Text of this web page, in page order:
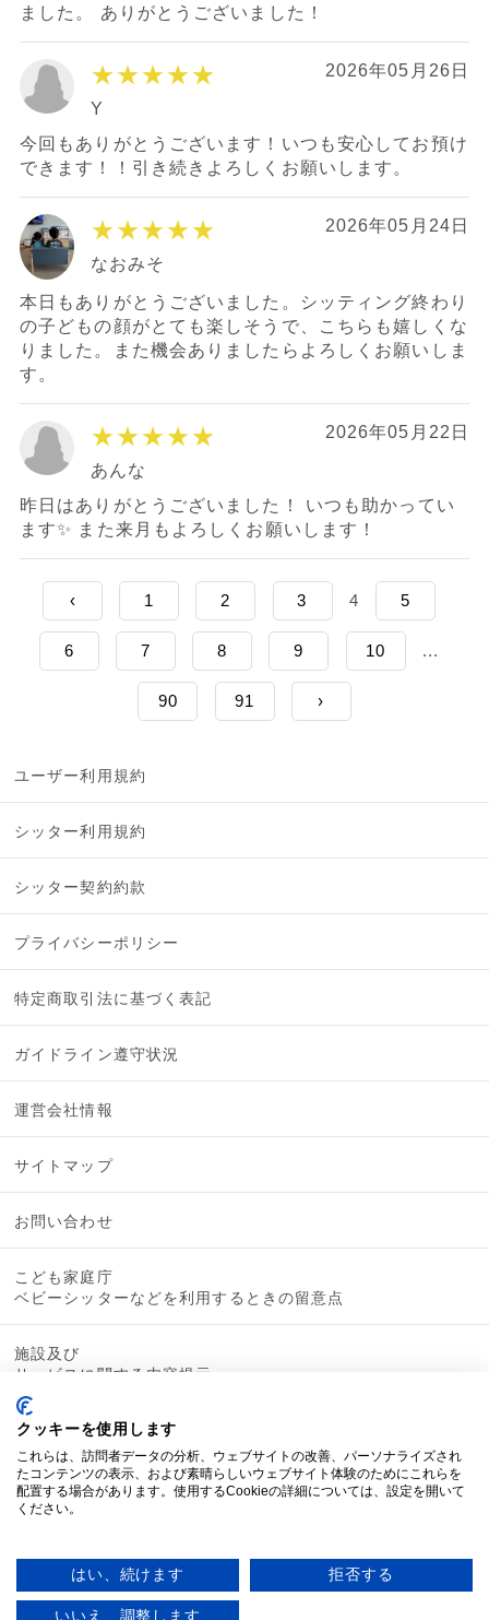
ました。 ありがとうございました！
★★★★★ 2026年05月26日
Y
今回もありがとうございます！いつも安心してお預け
できます！！引き続きよろしくお願いします。
★★★★★ 2026年05月24日
なおみそ
本日もありがとうございました。シッティング終わり
の子どもの顔がとても楽しそうで、こちらも嬉しくな
りました。また機会ありましたらよろしくお願いしま
す。
★★★★★ 2026年05月22日
あんな
昨日はありがとうございました！ いつも助かってい
ます✨ また来月もよろしくお願いします！
‹ 1 2 3 4 5
6 7 8 9 10 ...
90 91 ›
ユーザー利用規約
シッター利用規約
シッター契約約款
プライバシーポリシー
特定商取引法に基づく表記
ガイドライン遵守状況
運営会社情報
サイトマップ
お問い合わせ
こども家庭庁
ベビーシッターなどを利用するときの留意点
施設及び
サービスに関する内容提示
クッキーを使用します
これらは、訪問者データの分析、ウェブサイトの改善、パーソナライズされ
たコンテンツの表示、および素晴らしいウェブサイト体験のためにこれらを
配置する場合があります。使用するCookieの詳細については、設定を開いて
ください。
はい、続けます 拒否する
いいえ、調整します